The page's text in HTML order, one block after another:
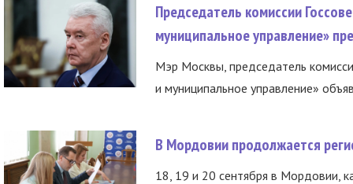
Председатель комиссии
муниципальное управление»
Мэр Москвы, председатель
и муниципальное управление»
В Мордовии продолжается
18, 19 и 20 сентября в Мордовии,